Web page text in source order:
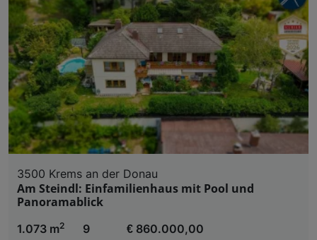
3500 Krems an der Donau
Am Steindl: Einfamilienhaus mit Pool und
Panoramablick
1.073 m2
9 € 860.000,00